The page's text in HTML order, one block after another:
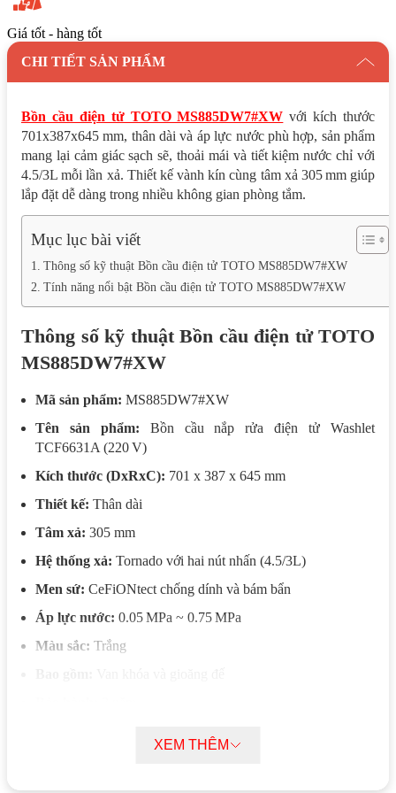
Giá tốt - hàng tốt
CHI TIẾT SẢN PHẨM
Bồn cầu điện tử TOTO MS885DW7#XW với kích thước
701x387x645 mm, thân dài và áp lực nước phù hợp, sản phẩm
mang lại cảm giác sạch sẽ, thoải mái và tiết kiệm nước chỉ với
4.5/3L mỗi lần xả. Thiết kế vành kín cùng tâm xả 305 mm giúp
lắp đặt dễ dàng trong nhiều không gian phòng tắm.
Mục lục bài viết
Thông số kỹ thuật Bồn cầu điện tử TOTO MS885DW7#XW
Tính năng nổi bật Bồn cầu điện tử TOTO MS885DW7#XW
Thông số kỹ thuật Bồn cầu điện tử TOTO
MS885DW7#XW
Mã sản phẩm: MS885DW7#XW
Tên sản phẩm: Bồn cầu nắp rửa điện tử Washlet
TCF6631A (220 V)
Kích thước (DxRxC): 701 x 387 x 645 mm
Thiết kế: Thân dài
Tâm xả: 305 mm
Hệ thống xả: Tornado với hai nút nhấn (4.5/3L)
Men sứ: CeFiONtect chống dính và bám bẩn
Áp lực nước: 0.05 MPa ~ 0.75 MPa
Màu sắc: Trắng
Tính năng nổi bật Bồn cầu điện tử TOTO
XEM THÊM